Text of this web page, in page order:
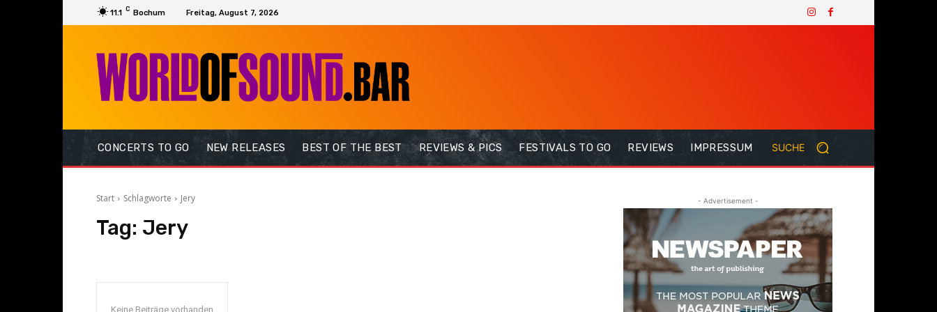
11.1 C Bochum Freitag, August 7, 2026
CONCERTS TO GO NEW RELEASES BEST OF THE BEST REVIEWS & PICS FESTIVALS TO GO REVIEWS IMPRESSUM SUCHE
Start Schlagworte Jery
Tag: Jery
Keine Beiträge vorhanden
- Advertisement -